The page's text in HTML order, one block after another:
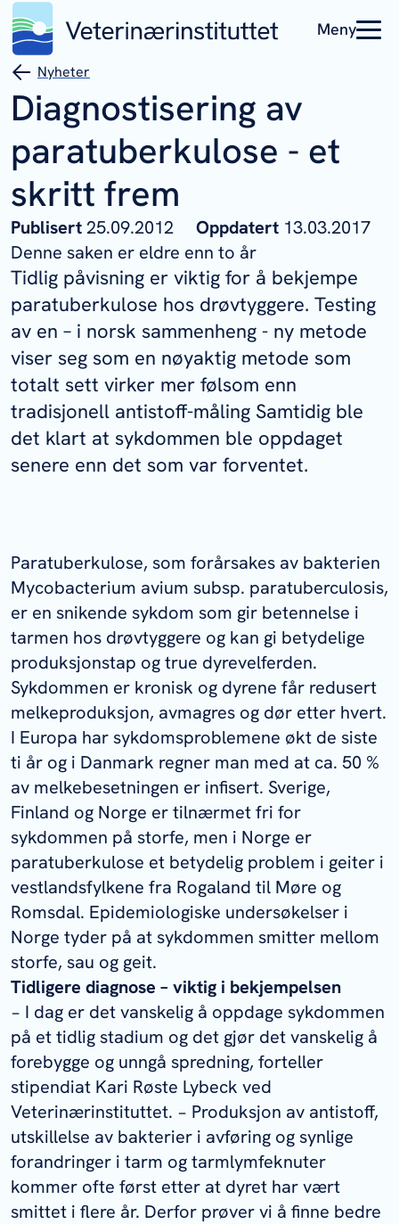
Meny
Nyheter
Diagnostisering av
paratuberkulose - et
skritt frem
Publisert 25.09.2012 Oppdatert 13.03.2017
Denne saken er eldre enn to år
Tidlig påvisning er viktig for å bekjempe
paratuberkulose hos drøvtyggere. Testing
av en – i norsk sammenheng - ny metode
viser seg som en nøyaktig metode som
totalt sett virker mer følsom enn
tradisjonell antistoff-måling Samtidig ble
det klart at sykdommen ble oppdaget
senere enn det som var forventet.
Paratuberkulose, som forårsakes av bakterien
Mycobacterium avium subsp. paratuberculosis,
er en snikende sykdom som gir betennelse i
tarmen hos drøvtyggere og kan gi betydelige
produksjonstap og true dyrevelferden.
Sykdommen er kronisk og dyrene får redusert
melkeproduksjon, avmagres og dør etter hvert.
I Europa har sykdomsproblemene økt de siste
ti år og i Danmark regner man med at ca. 50 %
av melkebesetningen er infisert. Sverige,
Finland og Norge er tilnærmet fri for
sykdommen på storfe, men i Norge er
paratuberkulose et betydelig problem i geiter i
vestlandsfylkene fra Rogaland til Møre og
Romsdal. Epidemiologiske undersøkelser i
Norge tyder på at sykdommen smitter mellom
storfe, sau og geit.
Tidligere diagnose – viktig i bekjempelsen
− I dag er det vanskelig å oppdage sykdommen
på et tidlig stadium og det gjør det vanskelig å
forebygge og unngå spredning, forteller
stipendiat Kari Røste Lybeck ved
Veterinærinstituttet. − Produksjon av antistoff,
utskillelse av bakterier i avføring og synlige
forandringer i tarm og tarmlymfeknuter
kommer ofte først etter at dyret har vært
smittet i flere år. Derfor prøver vi å finne bedre